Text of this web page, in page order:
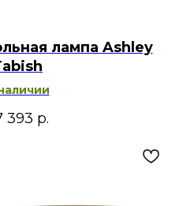
лампа Ashley
393 р.